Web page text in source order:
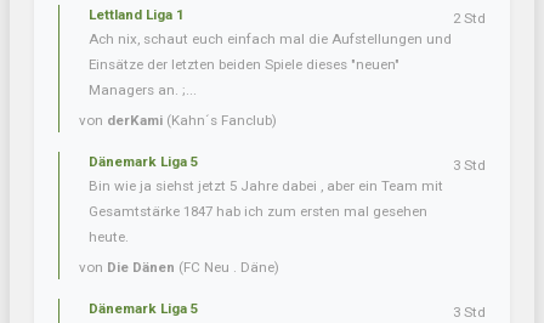
Lettland Liga 1
Ach nix, schaut euch einfach mal die Aufstellungen und
Einsätze der letzten beiden Spiele dieses "neuen"
Managers an. ;...
von derKami (Kahn´s Fanclub)
2 Std
Dänemark Liga 5
Bin wie ja siehst jetzt 5 Jahre dabei , aber ein Team mit
Gesamtstärke 1847 hab ich zum ersten mal gesehen
heute.
von Die Dänen (FC Neu . Däne)
3 Std
Dänemark Liga 5
3 Std